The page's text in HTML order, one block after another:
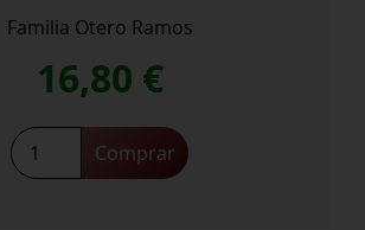
Familia Otero Ramos
16,80 €
Gritos
Clásico
Comprar